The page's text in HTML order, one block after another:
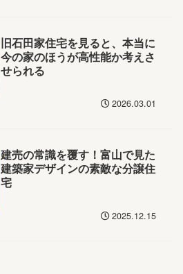
旧石田家住宅を見ると、本当に
今の家のほうが高性能か考えさ
せられる
2026.03.01
建売の常識を覆す！富山で見た
建築家デザインの素敵な分譲住
宅
2025.12.15